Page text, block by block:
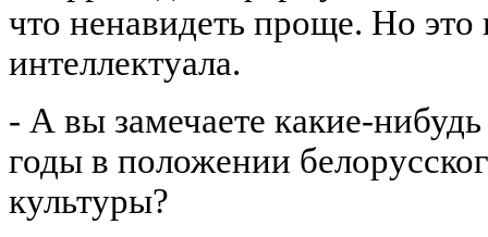
что ненавидеть проще. Но
интеллектуала.
- А вы замечаете какие-
годы в положении
культуры?